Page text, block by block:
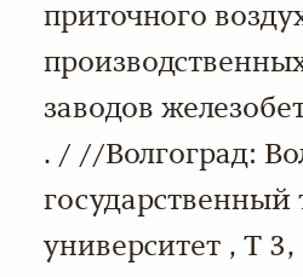
приточного
заводов
. / //Волгоград:
государственный
университет , Т 3,